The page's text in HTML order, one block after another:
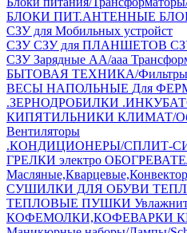
БЛОКИ ПИТ.АНТЕННЫЕ
СЗУ для Мобильных устройст
СЗУСЗУ для ПЛАНШЕТОВ
СЗУ Зарядные АА/ааа
БЫТОВАЯ ТЕХНИКА/Фильтры
ВЕСЫ НАПОЛЬНЫЕ Для
.ЗЕРНОДРОБИЛКИ
КИПЯТИЛЬНИКИ КЛИМАТ/
Вентиляторы
.КОНДИЦИОНЕРЫ/СПЛИТ-
ГРЕЛКИ электро
СУШИЛКИ ДЛЯ ОБУВИ
ТЕПЛОВЫЕ ПУШКИ
КОФЕМОЛКИ,КОФЕВАРКИ